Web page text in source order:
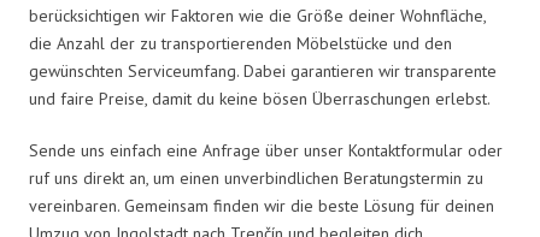
berücksichtigen wir Faktoren wie die Größe deiner Wohnfläche,
die Anzahl der zu transportierenden Möbelstücke und den
gewünschten Serviceumfang. Dabei garantieren wir transparente
und faire Preise, damit du keine bösen Überraschungen erlebst.
Sende uns einfach eine Anfrage über unser Kontaktformular oder
ruf uns direkt an, um einen unverbindlichen Beratungstermin zu
vereinbaren. Gemeinsam finden wir die beste Lösung für deinen